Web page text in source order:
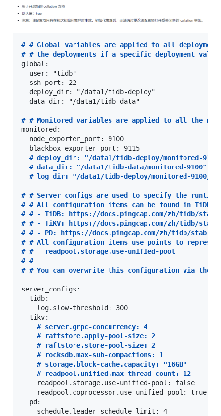
# # Global variables are applied to all
# # the deployments if a specific deployment
global:
  user: "tidb"
  ssh_port: 22
  deploy_dir: "/data1/tidb-deploy"
  data_dir: "/data1/tidb-data"
# # Monitored variables are applied to all the
monitored:
  node_exporter_port: 9100
  blackbox_exporter_port: 9115
# deploy_dir: "/data1/tidb-deploy/monitored-
# data_dir: "/data1/tidb-data/monitored-9100"
# log_dir: "/data1/tidb-deploy/monitored-9100/
# # Server configs are used to specify the runtime
# # All configuration items can be found in TiDB
# # - TiDB: https://docs.pingcap.com/zh/tidb/
# # - TiKV: https://docs.pingcap.com/zh/tidb/
# # - PD: https://docs.pingcap.com/zh/tidb/
# # All configuration items use points to
# #   readpool.storage.use-unified-pool
# #
# # You can overwrite this configuration via the
server_configs:
  tidb:
    log.slow-threshold: 300
  tikv:
# server.grpc-concurrency: 4
# raftstore.apply-pool-size: 2
# raftstore.store-pool-size: 2
# rocksdb.max-sub-compactions: 1
# storage.block-cache.capacity: "16GB"
# readpool.unified.max-thread-count: 12
    readpool.storage.use-unified-pool: false
    readpool.coprocessor.use-unified-pool: true
  pd:
    schedule.leader-schedule-limit: 4